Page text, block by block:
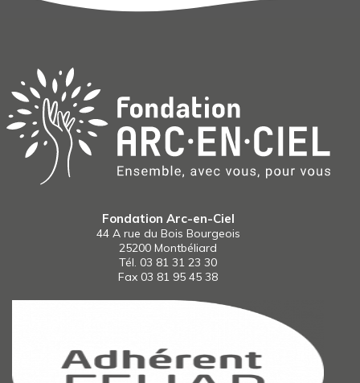
Fondation Arc-en-Ciel
44 A rue du Bois Bourgeois
25200 Montbéliard
Tél. 03 81 31 23 30
Fax 03 81 95 45 38